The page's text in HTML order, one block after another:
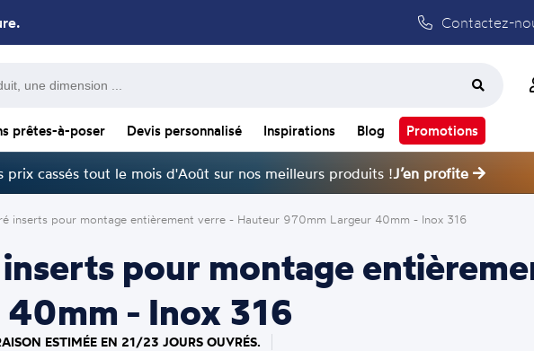
Contactez-
prêtes-à-poser Devis personnalisé Inspirations Blog Promotions
prix cassés tout le mois d'Août sur nos meilleurs produits !J’en profite
inserts pour montage entièrement verre - Hauteur 970mm Largeur 40mm - Inox 316
pour montage
- Inox 316
ESTIMÉE EN 21/23 JOURS OUVRÉS.